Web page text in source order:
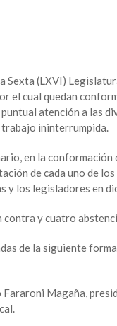
Sexta (LXVI)
el cual quedan
atención a las
trabajo ininterrumpida.
en la conformación
de cada uno de
y los legisladores en
y cuatro
de la siguiente
Magaña,